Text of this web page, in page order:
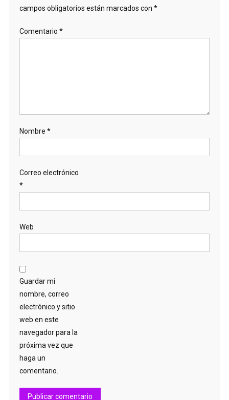
campos obligatorios están marcados con *
Comentario *
Nombre *
Correo electrónico
*
Web
Guardar mi
nombre, correo
electrónico y sitio
web en este
navegador para la
próxima vez que
haga un
comentario.